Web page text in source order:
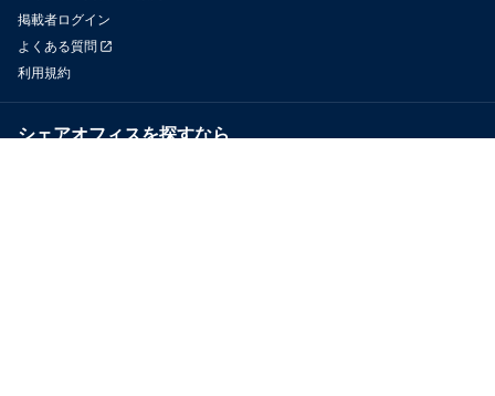
掲載者ログイン
よくある質問
利用規約
シェアオフィスを探すなら